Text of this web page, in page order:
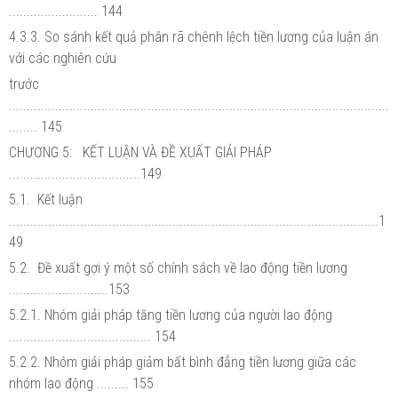
......................... 144
4.3.3. So sánh kết quả phân rã chênh lệch tiền lương của luận án
với các nghiên cứu
trước
........ 145
CHƯƠNG 5: KẾT LUẬN VÀ ĐỀ XUẤT GIẢI PHÁP
.....................................149
5.1. Kết luận
........................................................................................................1
49
5.2. Đề xuất gợi ý một số chính sách về lao động tiền lương
............................153
5.2.1. Nhóm giải pháp tăng tiền lương của người lao động
........................................ 154
5.2.2. Nhóm giải pháp giảm bất bình đẳng tiền lương giữa các
nhóm lao động ......... 155